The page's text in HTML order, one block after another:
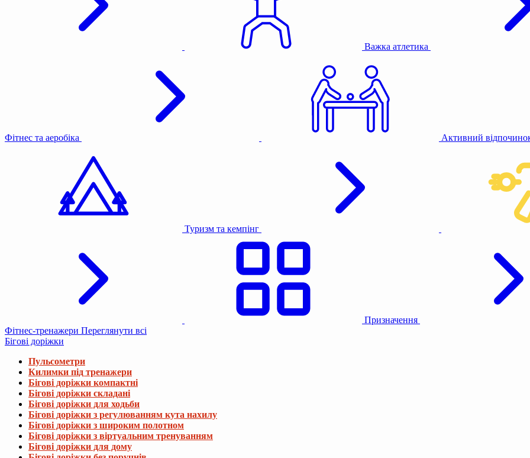
Важка атлетика
Фітнес та аеробіка Активний
Туризм та кемпінг
Призначення
Фітнес-тренажери Переглянути всі
Бігові доріжки
Пульсометри
Килимки під тренажери
Бігові доріжки компактні
Бігові доріжки складані
Бігові доріжки для ходьби
Бігові доріжки з регулюванням кута нахилу
Бігові доріжки з широким полотном
Бігові доріжки з віртуальним тренуванням
Бігові доріжки для дому